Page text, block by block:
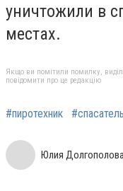
уничтожили в
местах.
Якщо ви помітили помилку,
повідомити про це редакцію
#пиротехник #спасатель
Юлия